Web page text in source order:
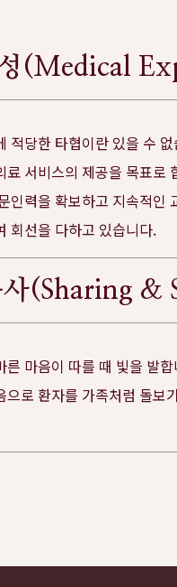
(Medical
적당한 타협이란 있을 수
료 서비스의 제공을 목표로
인력을 확보하고 지속적인
회선을 다하고 있습니다.
사(Sharing &
른 마음이 따를 때 빛을 발
으로 환자를 가족처럼 돌보